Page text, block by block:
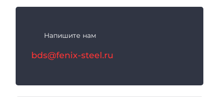
а
Напишите нам
bds@fenix-steel.ru